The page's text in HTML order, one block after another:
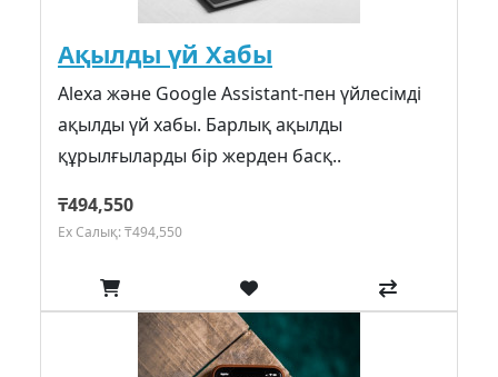
Ақылды үй Хабы
Alexa және Google Assistant-пен үйлесімді
ақылды үй хабы. Барлық ақылды
құрылғыларды бір жерден басқ..
₸494,550
Ex Салық: ₸494,550